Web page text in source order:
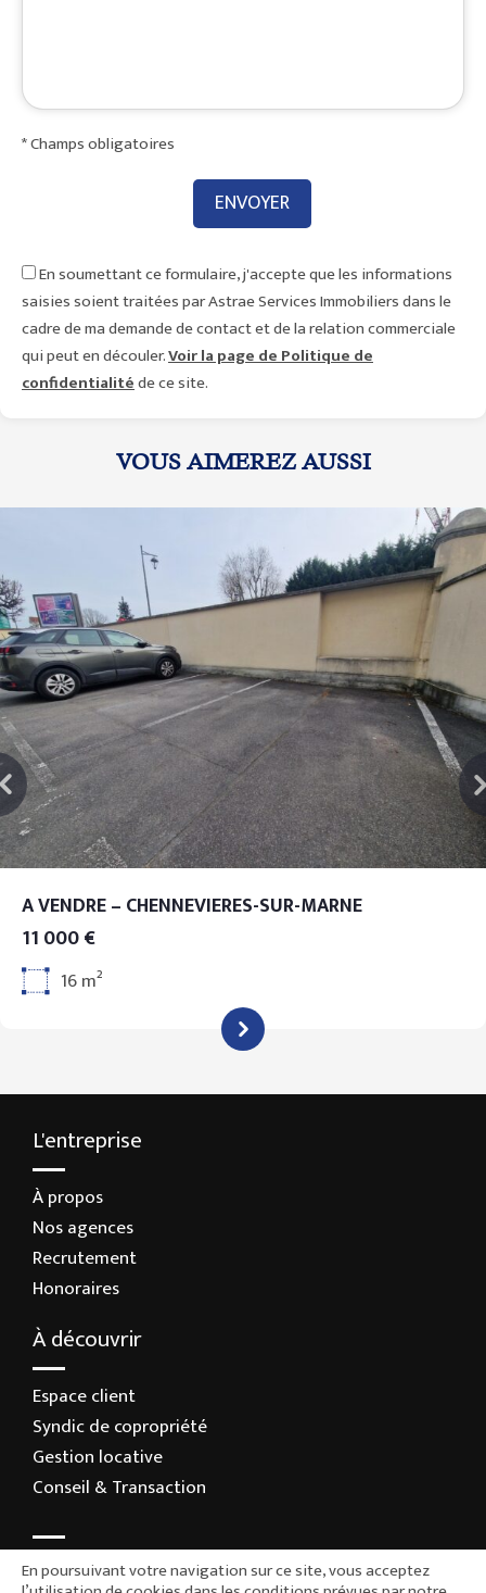
* Champs obligatoires
En soumettant ce formulaire, j'accepte que les informations
saisies soient traitées par Astrae Services Immobiliers dans le
cadre de ma demande de contact et de la relation commerciale
qui peut en découler.Voir la page de Politique de
confidentialitéde ce site.
VOUS AIMEREZ AUSSI
A VENDRE – CHENNEVIERES-SUR-MARNE
11 000 €
16 m²
L'entreprise
À propos
Nos agences
Recrutement
Honoraires
À découvrir
Espace client
Syndic de copropriété
Gestion locative
Conseil & Transaction
En poursuivant votre navigation sur ce site, vous acceptez